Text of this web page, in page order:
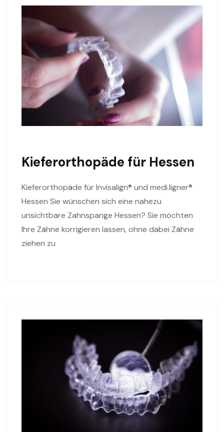
Kieferorthopäde für Hessen
Kieferorthopäde für Invisalign® und medi.ligner®
Hessen Sie wünschen sich eine nahezu
unsichtbare Zahnspange Hessen? Sie möchten
Ihre Zähne korrigieren lassen, ohne dabei Zähne
ziehen zu